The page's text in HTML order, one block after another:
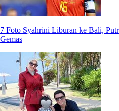
7 Foto Syahrini Liburan ke Bali,
Gemas